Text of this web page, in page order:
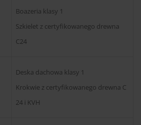
Boazeria klasy 1
Szkielet z certyfikowanego drewna
C24
Deska dachowa klasy 1
Krokwie z certyfikowanego drewna C
24 i KVH